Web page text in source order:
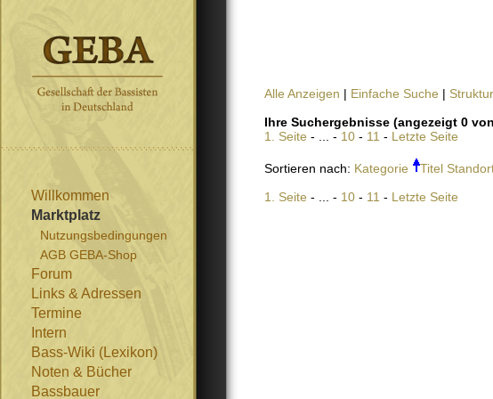
Willkommen
Marktplatz
Nutzungsbedingungen
AGB GEBA-Shop
Forum
Links & Adressen
Termine
Intern
Bass-Wiki (Lexikon)
Noten & Bücher
Bassbauer
Alle Anzeigen | Einfache Suche |
Ihre Suchergebnisse (angezeigt 0
1. Seite - ... - 10 - 11 - Letzte Seite
Sortieren nach: Kategorie Titel
1. Seite - ... - 10 - 11 - Letzte Seite